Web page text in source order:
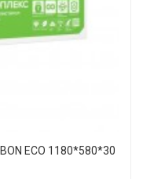
ECO 1180*580*30